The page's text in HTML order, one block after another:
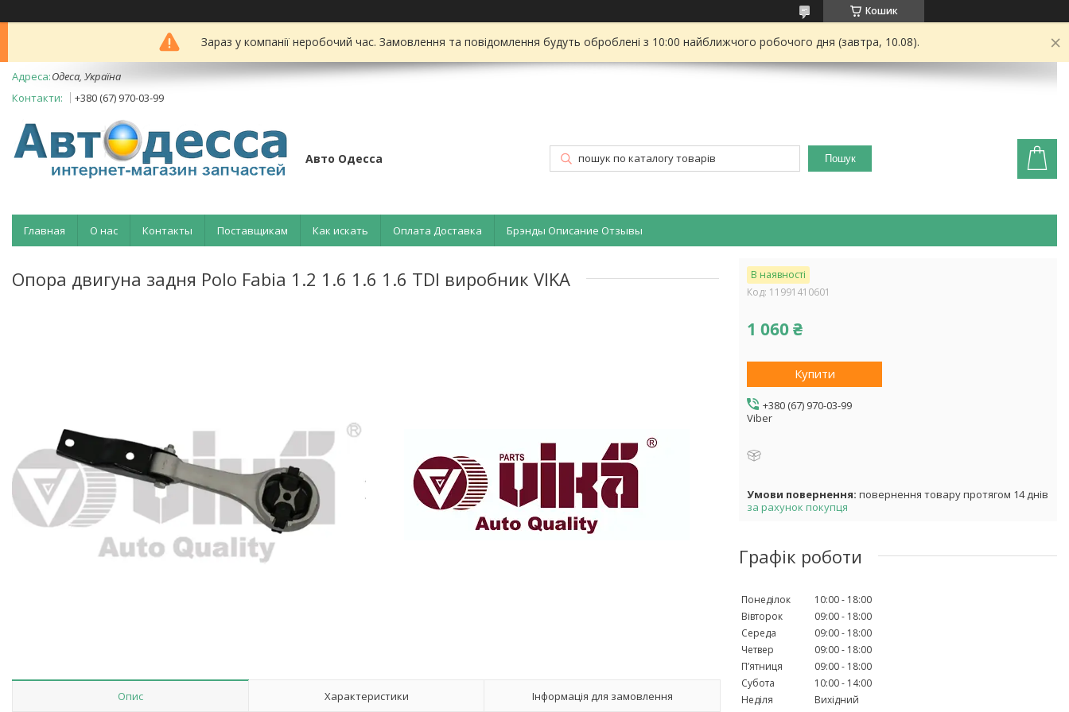
Кошик
Зараз у компанії неробочий час. Замовлення та повідомлення будуть оброблені з 10:00 найближчого робочого дня (завтра, 10.08).
Одеса, Україна
+380 (67) 970-03-99
Авто Одесса Пошук
Главная О нас Контакты Поставщикам Как искать Оплата Доставка Брэнды Описание Отзывы
Опора двигуна задня Polo Fabia 1.2 1.6 1.6 1.6 TDI виробник VIKA
Опис Характеристики Інформація для замовлення
В наявності
Код: 11991410601
1 060 ₴
Купити
+380 (67) 970-03-99
Viber
повернення товару протягом 14 днів
за рахунок покупця
Графік роботи
Понеділок 10:00
18:00
Вівторок
09:00
18:00
Середа
09:00
18:00
Четвер
09:00
18:00
Пʼятниця
09:00
18:00
Субота
10:00
14:00
Неділя
Вихідний